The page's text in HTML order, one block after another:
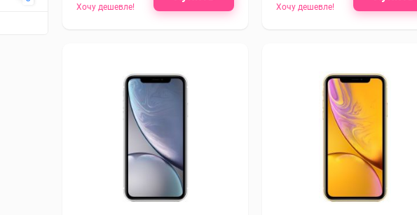
Хочу дешевле! Хочу дешевле!